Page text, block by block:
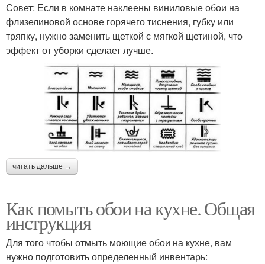
Совет: Если в комнате наклеены виниловые обои на
флизелиновой основе горячего тиснения, губку или
тряпку, нужно заменить щеткой с мягкой щетиной, что
эффект от уборки сделает лучше.
читать дальше →
Как помыть обои на кухне. Общая
инструкция
Для того чтобы отмыть моющие обои на кухне, вам
нужно подготовить определенный инвентарь: